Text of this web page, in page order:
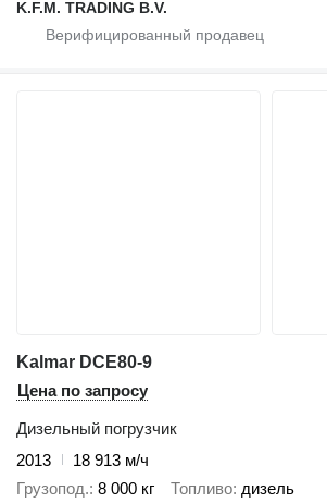
K.F.M. TRADING B.V.
Kalmar DCE80-9
Цена по запросу
Дизельный погрузчик
2013
18 913 м/ч
Грузопод. 8 000 кг Топливо дизель